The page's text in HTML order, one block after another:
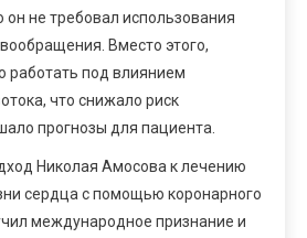
он не требовал использования
Вместо этого,
работать под влиянием
что снижало риск
прогнозы для пациента.
Николая Амосова к лечению
сердца с помощью коронарного
международное признание и